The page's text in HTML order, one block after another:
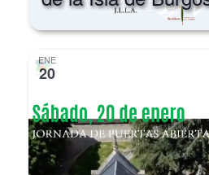
de la Isla de Burgos
ENE